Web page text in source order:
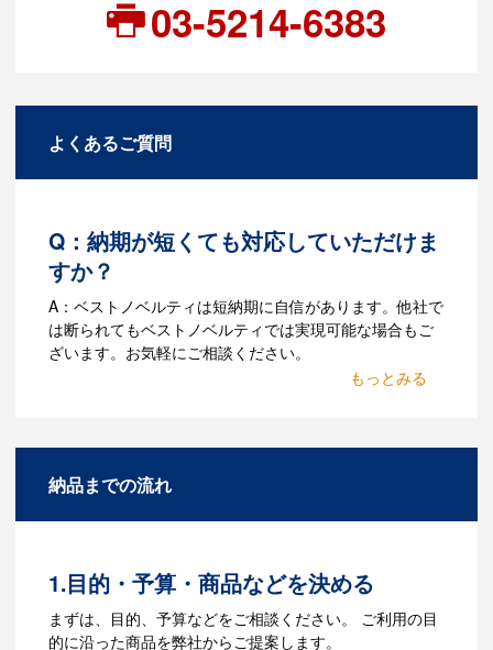
03-5214-6383
よくあるご質問
Q：納期が短くても対応していただけま
すか？
A：ベストノベルティは短納期に自信があります。他社で
は断られてもベストノベルティでは実現可能な場合もご
ざいます。お気軽にご相談ください。
があります。Adobe illustratorのaiファイ
Q：ウェブサイトに掲載され
ていないオリジナルのノベル
納品までの流れ
1.目的・予算・商品などを決める
まずは、目的、予算などをご相談ください。 ご利用の目
的に沿った商品を弊社からご提案します。